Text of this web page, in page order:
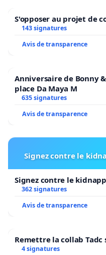
S'opposer au projet de
143 signatures
Avis de transparence
Anniversaire de Bonny
place Da Maya M
635 signatures
Avis de transparence
Signez contre le
Signez contre le
362 signatures
Avis de transparence
Remettre la collab
4 signatures